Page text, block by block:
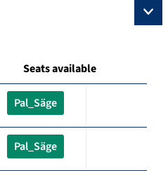
Seats available
Pal_Säge
Pal_Säge